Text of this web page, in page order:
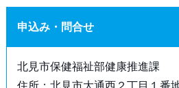
申込み・問合せ
北見市保健福祉部健康推進課
住所：北見市大通西２丁目１